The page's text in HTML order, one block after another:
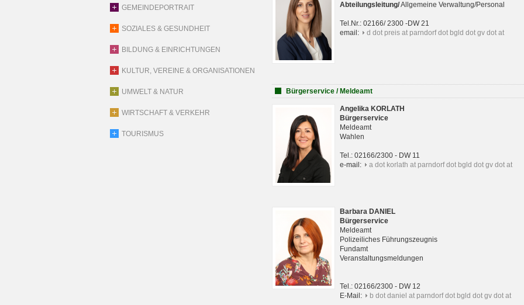
GEMEINDEPORTRAIT
SOZIALES & GESUNDHEIT
BILDUNG & EINRICHTUNGEN
KULTUR, VEREINE & ORGANISATIONEN
UMWELT & NATUR
WIRTSCHAFT & VERKEHR
TOURISMUS
Abteilungsleitung/Allgemeine Verwaltung/Personal
Tel.Nr.: 02166/ 2300 -DW 21
email:
d dot preis at parndorf dot bgld dot gv dot at
Bürgerservice / Meldeamt
Angelika KORLATH
Bürgerservice
Meldeamt
Wahlen
Tel.: 02166/2300 - DW 11
e-mail:
a dot korlath at parndorf dot bgld dot gv dot at
Barbara DANIEL
Bürgerservice
Meldeamt
Polizeiliches Führungszeugnis
Fundamt
Veranstaltungsmeldungen
Tel.: 02166/2300 - DW 12
E-Mail:
b dot daniel at parndorf dot bgld dot gv dot at